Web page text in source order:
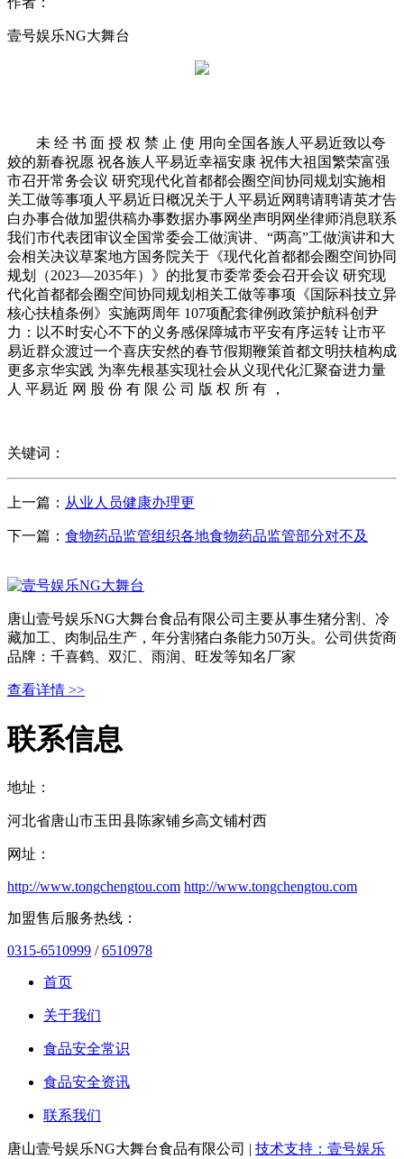
壹号娱乐NG大舞台
未 经 书 面 授 权 禁 止 使 用向全国各族人平易近致以夸
姣的新春祝愿 祝各族人平易近幸福安康 祝伟大祖国繁荣富强
市召开常务会议 研究现代化首都都会圈空间协同规划实施相
关工做等事项人平易近日概况关于人平易近网聘请聘请英才告
白办事合做加盟供稿办事数据办事网坐声明网坐律师消息联系
我们市代表团审议全国常委会工做演讲、“两高”工做演讲和大
会相关决议草案地方国务院关于《现代化首都都会圈空间协同
规划（2023—2035年）》的批复市委常委会召开会议 研究现
代化首都都会圈空间协同规划相关工做等事项《国际科技立异
核心扶植条例》实施两周年 107项配套律例政策护航科创尹
力：以不时安心不下的义务感保障城市平安有序运转 让市平
易近群众渡过一个喜庆安然的春节假期鞭策首都文明扶植构成
更多京华实践 为率先根基实现社会从义现代化汇聚奋进力量
人 平易近 网 股 份 有 限 公 司 版 权 所 有 ，
关键词：
上一篇： 从业人员健康办理更
下一篇： 食物药品监管组织各地食物药品监管部分对不及
唐山壹号娱乐NG大舞台食品有限公司主要从事生猪分割、冷
藏加工、肉制品生产，年分割猪白条能力50万头。公司供货商
品牌：千喜鹤、双汇、雨润、旺发等知名厂家
查看详情 >>
联系信息
地址：
河北省唐山市玉田县陈家铺乡高文铺村西
网址：
http://www.tongchengtou.com http://www.tongchengtou.com
加盟售后服务热线：
0315-6510999 /6510978
首页
关于我们
食品安全常识
食品安全资讯
联系我们
唐山壹号娱乐NG大舞台食品有限公司 | 技术支持：壹号娱乐